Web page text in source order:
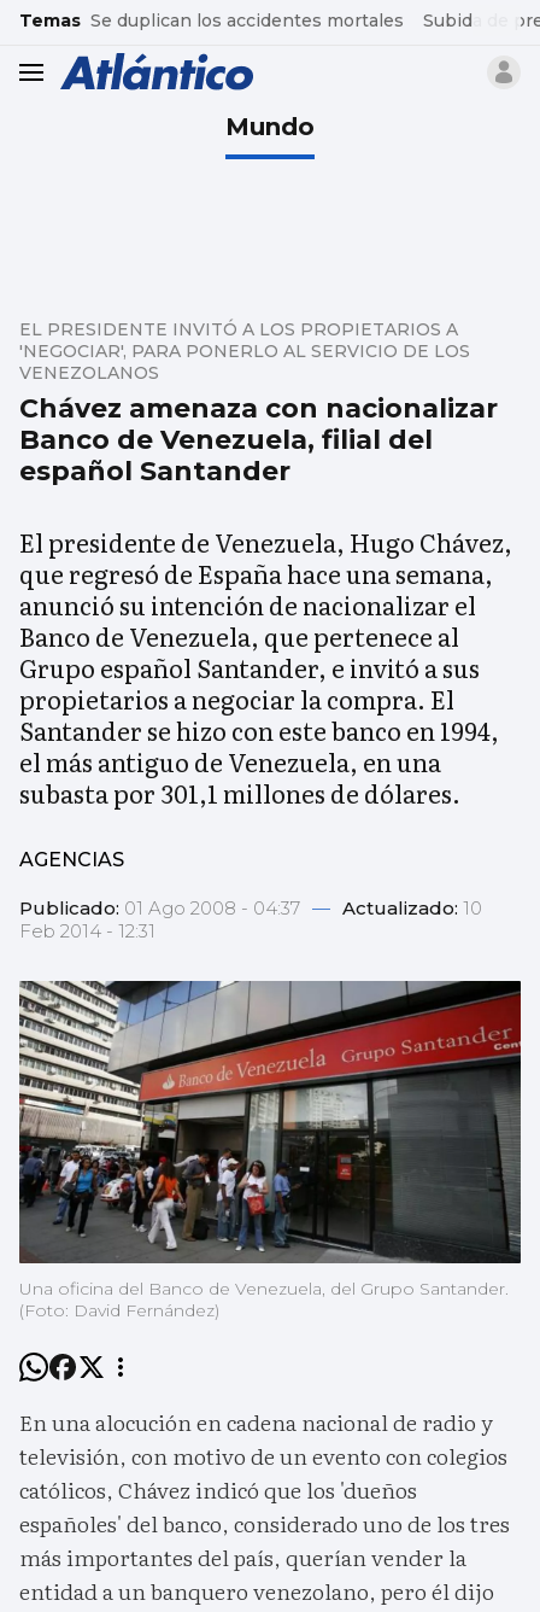
common.go-to-content
Temas Se duplican los accidentes mortales Subida de
header.menu.open
Mundo
Chávez amenaza con nacionalizar
Banco de Venezuela, filial del
español Santander
EL PRESIDENTE INVITÓ A LOS PROPIETARIOS A
'NEGOCIAR', PARA PONERLO AL SERVICIO DE LOS
VENEZOLANOS
El presidente de Venezuela, Hugo Chávez,
que regresó de España hace una semana,
anunció su intención de nacionalizar el
Banco de Venezuela, que pertenece al
Grupo español Santander, e invitó a sus
propietarios a negociar la compra. El
Santander se hizo con este banco en 1994,
el más antiguo de Venezuela, en una
subasta por 301,1 millones de dólares.
AGENCIAS
Publicado: 01 Ago 2008 - 04:37 — Actualizado: 10
Feb 2014 - 12:31
Una oficina del Banco de Venezuela, del Grupo Santander.
(Foto: David Fernández)
En una alocución en cadena nacional de radio y
televisión, con motivo de un evento con colegios
católicos, Chávez indicó que los 'dueños
españoles' del banco, considerado uno de los tres
más importantes del país, querían vender la
entidad a un banquero venezolano, pero él dijo